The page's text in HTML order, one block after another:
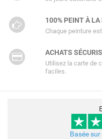
100% PEINT À LA
Chaque peinture
ACHATS
Utilisez la carte de
faciles.
Basée